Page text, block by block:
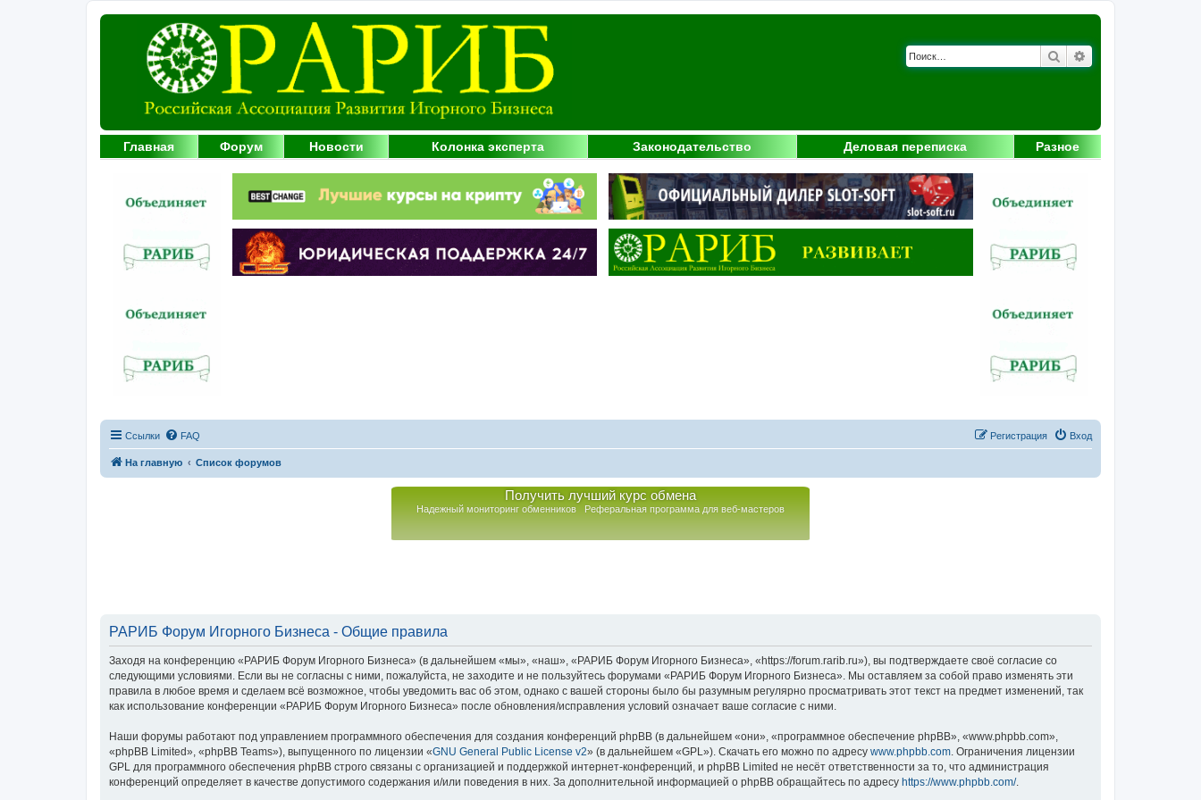
Поиск
Главная Форум Новости Колонка эксперта Законодательство Деловая переписка Разное
Ссылки FAQ Вход
Регистрация
На главную Список форумов
Получить лучший курс обмена
Надежный мониторинг обменников Реферальная программа для веб-мастеров
РАРИБ Форум Игорного Бизнеса - Общие правила
Заходя на конференцию «РАРИБ Форум Игорного Бизнеса» (в дальнейшем «мы», «наш», «РАРИБ Форум Игорного Бизнеса», «https://forum.rarib.ru»), вы подтверждаете своё согласие со
следующими условиями. Если вы не согласны с ними, пожалуйста, не заходите и не пользуйтесь форумами «РАРИБ Форум Игорного Бизнеса». Мы оставляем за собой право изменять эти
правила в любое время и сделаем всё возможное, чтобы уведомить вас об этом, однако с вашей стороны было бы разумным регулярно просматривать этот текст на предмет изменений, так
как использование конференции «РАРИБ Форум Игорного Бизнеса» после обновления/исправления условий означает ваше согласие с ними.
Наши форумы работают под управлением программного обеспечения для создания конференций phpBB (в дальнейшем «они», «программное обеспечение phpBB», «www.phpbb.com»,
«phpBB Limited», «phpBB Teams»), выпущенного по лицензии «GNU General Public License v2» (в дальнейшем «GPL»). Скачать его можно по адресу www.phpbb.com. Ограничения лицензии
GPL для программного обеспечения phpBB строго связаны с организацией и поддержкой интернет-конференций, и phpBB Limited не несёт ответственности за то, что администрация
конференций определяет в качестве допустимого содержания и/или поведения в них. За дополнительной информацией о phpBB обращайтесь по адресу https://www.phpbb.com/.